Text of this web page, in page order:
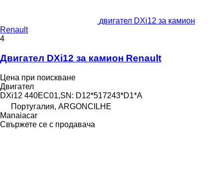
двигател DXi12 за камион
Renault
4
Двигател DXi12 за камион Renault
Цена при поискване
Двигател
DXi12 440EC01,SN: D12*517243*D1*A
Португалия, ARGONCILHE
Manaiacar
Свържете се с продавача